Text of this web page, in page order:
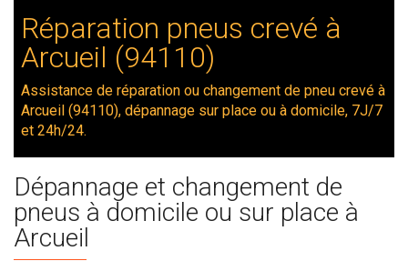
Réparation pneus crevé à
Arcueil (94110)
Assistance de réparation ou changement de pneu crevé à
Arcueil (94110), dépannage sur place ou à domicile, 7J/7
et 24h/24.
Dépannage et changement de
pneus à domicile ou sur place à
Arcueil